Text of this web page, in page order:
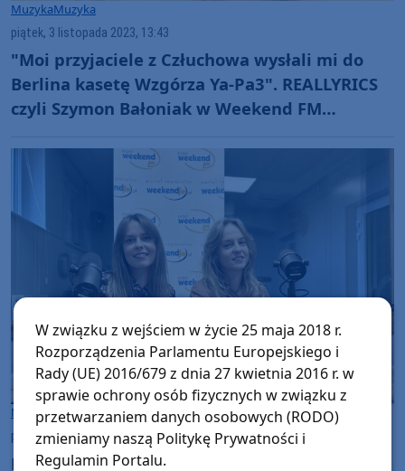
MuzykaMuzyka
piątek, 3 listopada 2023, 13:43
"Moi przyjaciele z Człuchowa wysłali mi do
Berlina kasetę Wzgórza Ya-Pa3". REALLYRICS
czyli Szymon Bałoniak w Weekend FM
MuzykaMuzyka
piątek, 27 października 2023, 15:42
PIERWIASTEK Z TRZECH w Weekend FM w
W związku z wejściem w życie 25 maja 2018 r.
Rozporządzenia Parlamentu Europejskiego i
Rady (UE) 2016/679 z dnia 27 kwietnia 2016 r. w
sprawie ochrony osób fizycznych w związku z
przetwarzaniem danych osobowych (RODO)
zmieniamy naszą Politykę Prywatności i
Regulamin Portalu.